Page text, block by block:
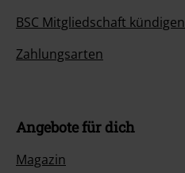
BSC Mitgliedschaft kündigen
Zahlungsarten
Angebote für dich
Magazin